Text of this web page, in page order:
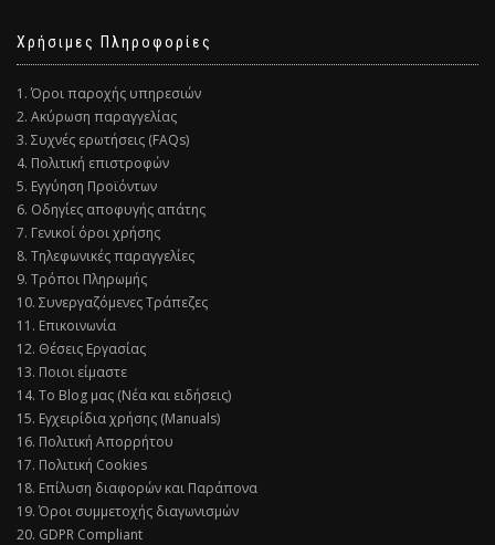
Χρήσιμες Πληροφορίες
1. Όροι παροχής υπηρεσιών
2. Ακύρωση παραγγελίας
3. Συχνές ερωτήσεις (FAQs)
4. Πολιτική επιστροφών
5. Εγγύηση Προϊόντων
6. Οδηγίες αποφυγής απάτης
7. Γενικοί όροι χρήσης
8. Τηλεφωνικές παραγγελίες
9. Τρόποι Πληρωμής
10. Συνεργαζόμενες Τράπεζες
11. Επικοινωνία
12. Θέσεις Εργασίας
13. Ποιοι είμαστε
14. Το Blog μας (Νέα και ειδήσεις)
15. Εγχειρίδια χρήσης (Manuals)
16. Πολιτική Απορρήτου
17. Πολιτική Cookies
18. Επίλυση διαφορών και Παράπονα
19. Όροι συμμετοχής διαγωνισμών
20. GDPR Compliant